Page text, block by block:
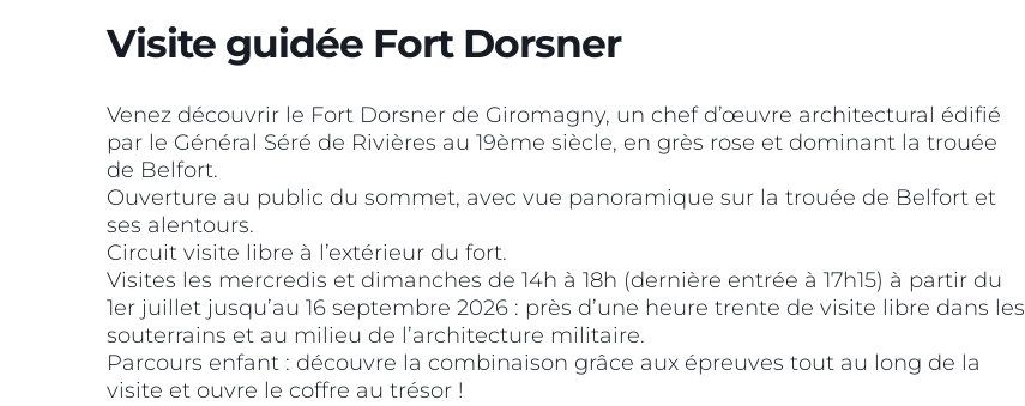
Visite guidée Fort Dorsner
Venez découvrir le Fort Dorsner de Giromagny, un chef d’œuvre architectural édifié
par le Général Séré de Rivières au 19ème siècle, en grès rose et dominant la trouée
de Belfort.
Ouverture au public du sommet, avec vue panoramique sur la trouée de Belfort et
ses alentours.
Circuit visite libre à l’extérieur du fort.
Visites les mercredis et dimanches de 14h à 18h (dernière entrée à 17h15) à partir du
1er juillet jusqu’au 16 septembre 2026 : près d’une heure trente de visite libre dans les
souterrains et au milieu de l’architecture militaire.
Parcours enfant : découvre la combinaison grâce aux épreuves tout au long de la
visite et ouvre le coffre au trésor !